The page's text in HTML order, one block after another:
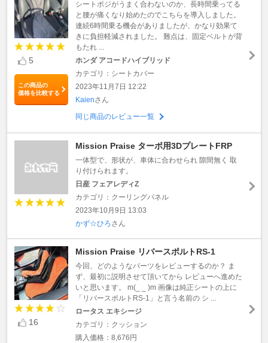
5
この商品の
価格を比較する
シートポジがうまく合わないのか、長時間乗ってる
と腰が痛くなり始めたのでこちらを導入しました。
連続6時間乗る機会がありましたが、かなり効果て
きに負担軽減されました。 難点は、固定ベルトが背
もたれ ...
ホンダ アコードハイブリッド
カテゴリ：シートカバー
2023年11月7日 12:22
Kaienさん
同じ商品のレビュー一覧
Mission Praise ターボ用3DプレートFRP
一体型で、形状が、車体に合わせられ 隙間無く 取
り付けられます。
日産 フェアレディZ
カテゴリ：クーリングパネル
2023年10月9日 13:03
かず☆ひろさん
16
Mission Praise リバースポルトRS‐1
今回、どのようなパーツをレビューするのか？ ま
ず、最初に説明させて頂いてから レビューへ進めた
いと思います。 m(_ _ )m 画像は純正シートの上に
「リバースポルトRS‐1」と言う名前の シ ...
ロータス エキシージ
カテゴリ：クッション
購入価格：8,676円